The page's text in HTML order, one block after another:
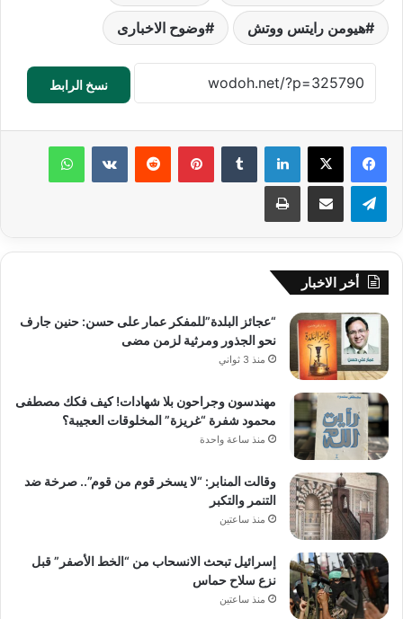
هيومن رايتس ووتش وضوح الاخبارى
نسخ الرابط
لينكدإن بينتيريست
أخر الاخبار
“عجائز البلدة”للمفكر عمار على حسن: حنين جارف
نحو الجذور ومرثية لزمن مضى
منذ 3 ثواني
مهندسون وجراحون بلا شهادات! كيف فكك مصطفى
محمود شفرة “غريزة” المخلوقات العجيبة؟
منذ ساعة واحدة
وقالت المنابر: “لا يسخر قوم من قوم”.. صرخة ضد
التنمر والتكبر
منذ ساعتين
إسرائيل تبحث الانسحاب من “الخط الأصفر” قبل
نزع سلاح حماس
منذ ساعتين